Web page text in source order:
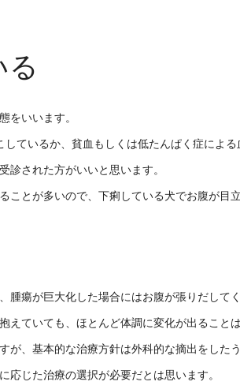
をいいます。
ているか、貧血もしくは低たんぱく症によ
診された方がいいと思います。
ことが多いので、下痢している犬でお腹が目
瘍が巨大化した場合にはお腹が張りだして
えていても、ほとんど体調に変化が出るこ
が、基本的な治療方針は外科的な摘出をした
じた治療の選択が必要だとは思います。